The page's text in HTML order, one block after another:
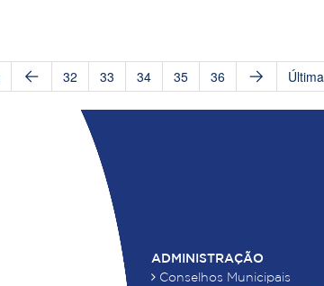
32 33 34 35 36 Última
ADMINISTRAÇÃO
Conselhos Municipais